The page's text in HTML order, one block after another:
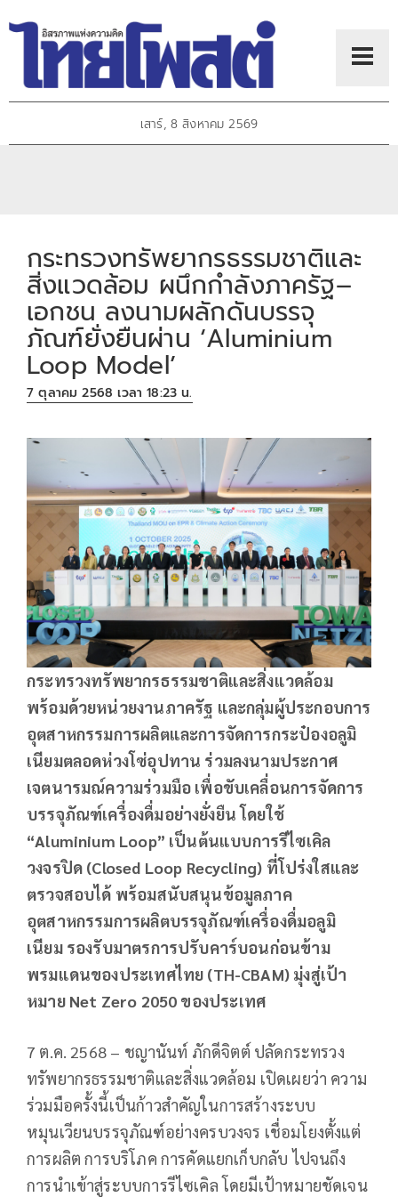
เสาร์, 8 สิงหาคม 2569
กระทรวงทรัพยากรธรรมชาติและ
สิ่งแวดล้อม ผนึกกำลังภาครัฐ–
เอกชน ลงนามผลักดันบรรจุ
ภัณฑ์ยั่งยืนผ่าน ‘Aluminium
Loop Model’
7 ตุลาคม 2568 เวลา 18:23 น.
กระทรวงทรัพยากรธรรมชาติและสิ่งแวดล้อม
พร้อมด้วยหน่วยงานภาครัฐ และกลุ่มผู้ประกอบการ
อุตสาหกรรมการผลิตและการจัดการกระป๋องอลูมิ
เนียมตลอดห่วงโซ่อุปทาน ร่วมลงนามประกาศ
เจตนารมณ์ความร่วมมือ เพื่อขับเคลื่อนการจัดการ
บรรจุภัณฑ์เครื่องดื่มอย่างยั่งยืน โดยใช้
“Aluminium Loop” เป็นต้นแบบการรีไซเคิล
วงจรปิด (Closed Loop Recycling) ที่โปร่งใสและ
ตรวจสอบได้ พร้อมสนับสนุนข้อมูลภาค
อุตสาหกรรมการผลิตบรรจุภัณฑ์เครื่องดื่มอลูมิ
เนียม รองรับมาตรการปรับคาร์บอนก่อนข้าม
พรมแดนของประเทศไทย (TH-CBAM) มุ่งสู่เป้า
หมาย Net Zero 2050 ของประเทศ
7 ต.ค. 2568 – ชญานันท์ ภักดีจิตต์ ปลัดกระทรวง
ทรัพยากรธรรมชาติและสิ่งแวดล้อม เปิดเผยว่า ความ
ร่วมมือครั้งนี้เป็นก้าวสำคัญในการสร้างระบบ
หมุนเวียนบรรจุภัณฑ์อย่างครบวงจร เชื่อมโยงตั้งแต่
การผลิต การบริโภค การคัดแยกเก็บกลับ ไปจนถึง
การนำเข้าสู่ระบบการรีไซเคิล โดยมีเป้าหมายชัดเจน